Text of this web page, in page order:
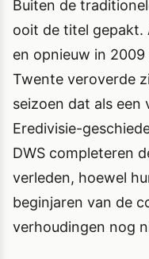
Buiten de
ooit de titel gepakt.
en opnieuw in 2009
Twente veroverde
seizoen dat als een
Eredivisie-
DWS completeren
verleden, hoewel
beginjaren van de
verhoudingen nog